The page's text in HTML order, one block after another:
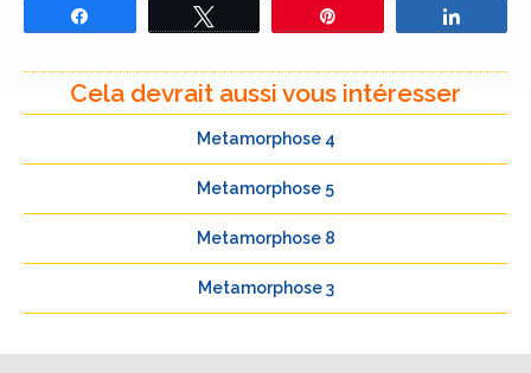
Cela devrait aussi vous intéresser
Metamorphose 4
Metamorphose 5
Metamorphose 8
Metamorphose 3